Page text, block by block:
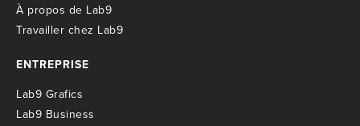
À propos de Lab9
Travailler chez Lab9
ENTREPRISE
Lab9 Grafics
Lab9 Business